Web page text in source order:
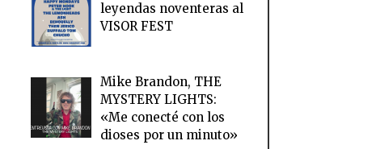
leyendas noventeras al
VISOR FEST
Mike Brandon, THE
MYSTERY LIGHTS:
«Me conecté con los
dioses por un minuto»